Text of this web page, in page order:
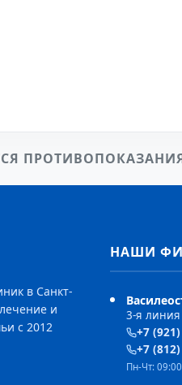
в Санкт-
и
с 2012
НАШИ
3-я
+7
+7
Пн-Чт: